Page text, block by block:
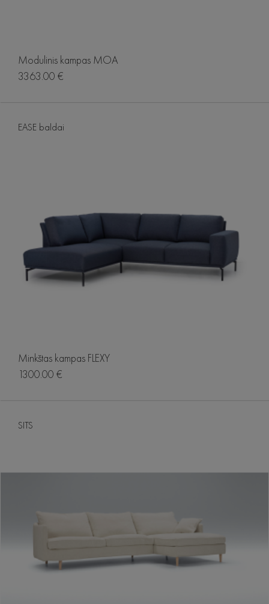
Modulinis kampas MOA
3363.00 €
EASE baldai
Minkštas kampas FLEXY
1300.00 €
SITS